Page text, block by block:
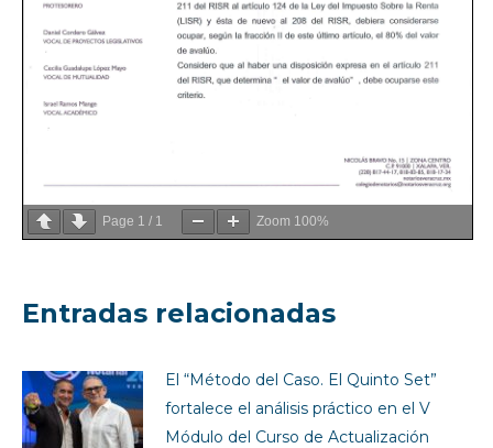
Page 1 / 1 Zoom 100%
Entradas relacionadas
El “Método del Caso. El Quinto Set”
fortalece el análisis práctico en el V
Módulo del Curso de Actualización